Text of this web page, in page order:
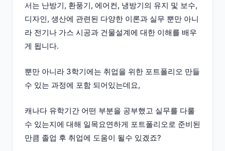
서는 난방기, 환풍기, 에어컨, 냉방기의 유지 및 보수,
디자인, 생산에 관련된 다양한 이론과 실무 뿐만 아니
라 전기나 가스 시공과 건물설계에 대한 이해를 배우
게 됩니다.
뿐만 아니라 3학기에는 취업을 위한 포트폴리오 만들
수 있는 과정에 포함 되어있는데요,
캐나다 유학기간 어떤 부분을 공부했고 실무를 다룰
수 있는지에 대해 일목요연하게 포트폴리오로 준비된
만큼 졸업 후 취업에 도움이 될수 있겠죠?